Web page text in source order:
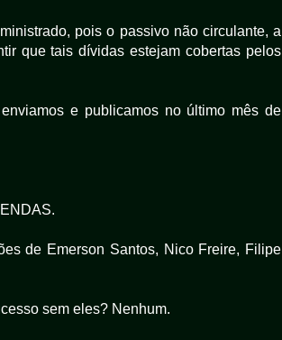
pois o passivo não circulante, a
que tais dívidas estejam cobertas pelos
e publicamos no último mês de
de Emerson Santos, Nico Freire, Filipe
sem eles? Nenhum.